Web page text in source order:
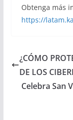
Obtenga más
https://
¿CÓMO
DE LOS
Celebra San